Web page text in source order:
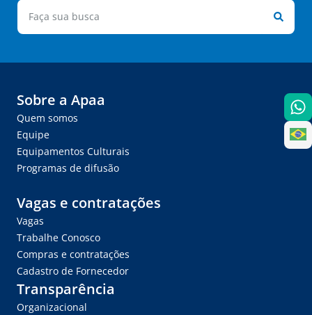
Sobre a Apaa
Quem somos
Equipe
Equipamentos Culturais
Programas de difusão
Vagas e contratações
Vagas
Trabalhe Conosco
Compras e contratações
Cadastro de Fornecedor
Transparência
Organizacional